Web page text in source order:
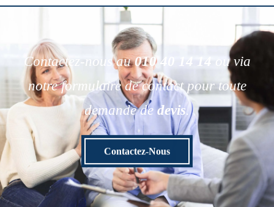
Contactez-nous au010 40 14 14
ou via
notre formulaire de contact pour toute
demande de devis.
Contactez-Nous